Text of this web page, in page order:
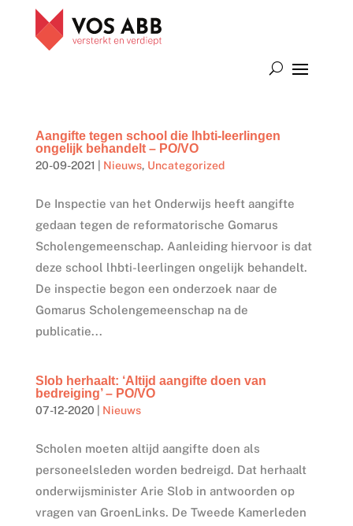
Aangifte tegen school die lhbti-leerlingen
ongelijk behandelt – PO/VO
20-09-2021 Nieuws, Uncategorized
De Inspectie van het Onderwijs heeft aangifte
gedaan tegen de reformatorische Gomarus
Scholengemeenschap. Aanleiding hiervoor is dat
deze school lhbti-leerlingen ongelijk behandelt.
De inspectie begon een onderzoek naar de
Gomarus Scholengemeenschap na de
publicatie...
Slob herhaalt: ‘Altijd aangifte doen van
bedreiging’ – PO/VO
07-12-2020 Nieuws
Scholen moeten altijd aangifte doen als
personeelsleden worden bedreigd. Dat herhaalt
onderwijsminister Arie Slob in antwoorden op
vragen van GroenLinks. De Tweede Kamerleden